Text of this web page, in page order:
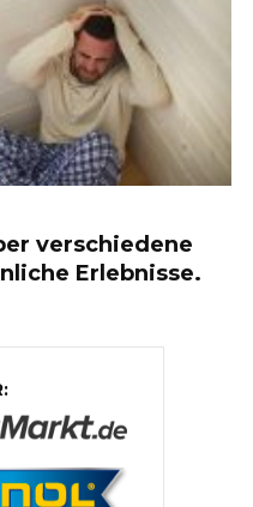
verschiedene
Erlebnisse.